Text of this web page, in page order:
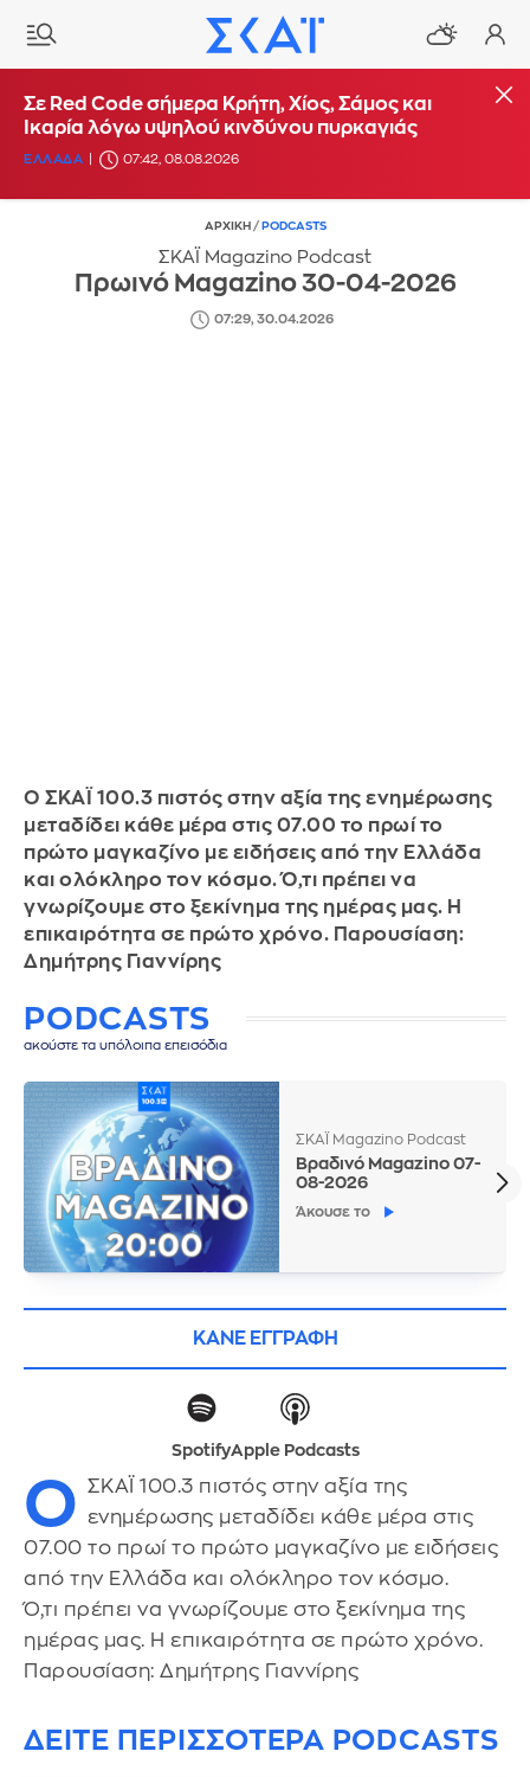
Σε Red Code σήμερα Κρήτη, Χίος, Σάμος και
Ικαρία λόγω υψηλού κινδύνου πυρκαγιάς
ΕΛΛΑΔΑ 07:42, 08.08.2026
ΑΡΧΙΚΗ / PODCASTS
ΣΚΑΪ Magazino Podcast
Πρωινό Magazino 30-04-2026
07:29, 30.04.2026
Ο ΣΚΑΪ 100.3 πιστός στην αξία της ενημέρωσης
μεταδίδει κάθε μέρα στις 07.00 το πρωί το
πρώτο μαγκαζίνο με ειδήσεις από την Ελλάδα
και ολόκληρο τον κόσμο. Ό,τι πρέπει να
γνωρίζουμε στο ξεκίνημα της ημέρας μας. Η
επικαιρότητα σε πρώτο χρόνο. Παρουσίαση:
Δημήτρης Γιαννίρης
PODCASTS
ακούστε τα υπόλοιπα επεισόδια
ΣΚΑΪ Magazino Podcast
Βραδινό Magazino 07-
08-2026
Άκουσε το
ΚΑΝΕ ΕΓΓΡΑΦΗ
SpotifyApple Podcasts
Ο ΣΚΑΪ 100.3 πιστός στην αξία της
ενημέρωσης μεταδίδει κάθε μέρα στις
07.00 το πρωί το πρώτο μαγκαζίνο με ειδήσεις
από την Ελλάδα και ολόκληρο τον κόσμο.
Ό,τι πρέπει να γνωρίζουμε στο ξεκίνημα της
ημέρας μας. Η επικαιρότητα σε πρώτο χρόνο.
Παρουσίαση: Δημήτρης Γιαννίρης
ΔΕΙΤΕ ΠΕΡΙΣΣΟΤΕΡΑ PODCASTS